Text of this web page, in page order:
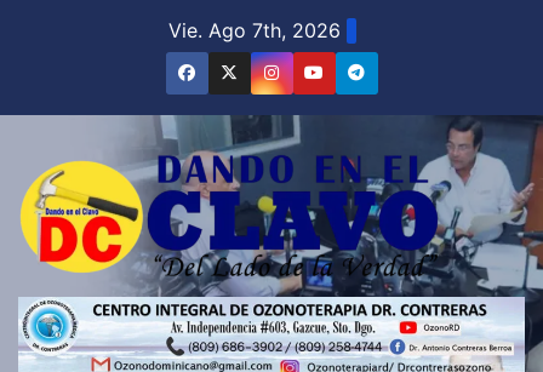
Vie. Ago 7th, 2026